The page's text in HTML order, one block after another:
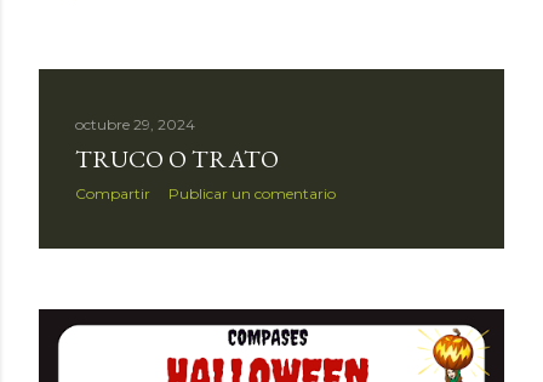
octubre 29, 2024
TRUCO O TRATO
Compartir Publicar un comentario